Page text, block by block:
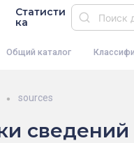
Статисти
ка
Общий каталог
sources
сведений